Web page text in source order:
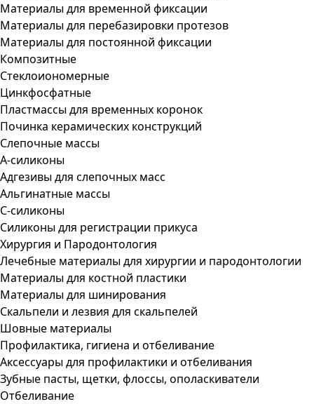
Материалы для временной фиксации
Материалы для перебазировки протезов
Материалы для постоянной фиксации
Композитные
Стеклоиономерные
Цинкфосфатные
Пластмассы для временных коронок
Починка керамических конструкций
Слепочные массы
А-силиконы
Адгезивы для слепочных масс
Альгинатные массы
С-силиконы
Силиконы для регистрации прикуса
Хирургия и Пародонтология
Лечебные материалы для хирургии и пародонтологии
Материалы для костной пластики
Материалы для шинирования
Скальпели и лезвия для скальпелей
Шовные материалы
Профилактика, гигиена и отбеливание
Аксессуары для профилактики и отбеливания
Зубные пасты, щетки, флоссы, ополаскиватели
Отбеливание